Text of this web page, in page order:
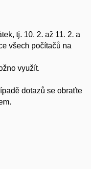
tj. 10. 2. až 11. 2. a
všech počítačů na
využít.
dotazů se obraťte